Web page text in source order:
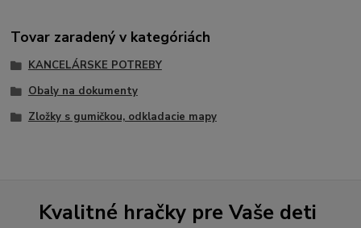
Tovar zaradený v kategóriách
KANCELÁRSKE POTREBY
Obaly na dokumenty
Zložky s gumičkou, odkladacie mapy
Kvalitné hračky pre Vaše deti